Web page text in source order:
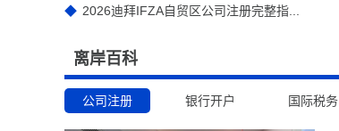
2026迪拜IFZA自贸区公司注册完整指...
离岸百科
公司注册 银行开户 国际税务